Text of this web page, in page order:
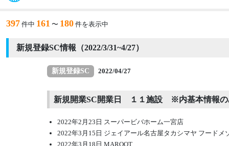
397 件中 161 〜 180 件を表示中
新規登録SC情報（2022/3/31~4/27）
新規登録SC 2022/04/27
新規開業SC開業日 １１施設 ※内基本情報の
2022年2月23日 スーパービバホーム一宮店
2022年3月15日 ジェイアール名古屋タカシマヤ フードメ
2022年3月18日 MAROOT